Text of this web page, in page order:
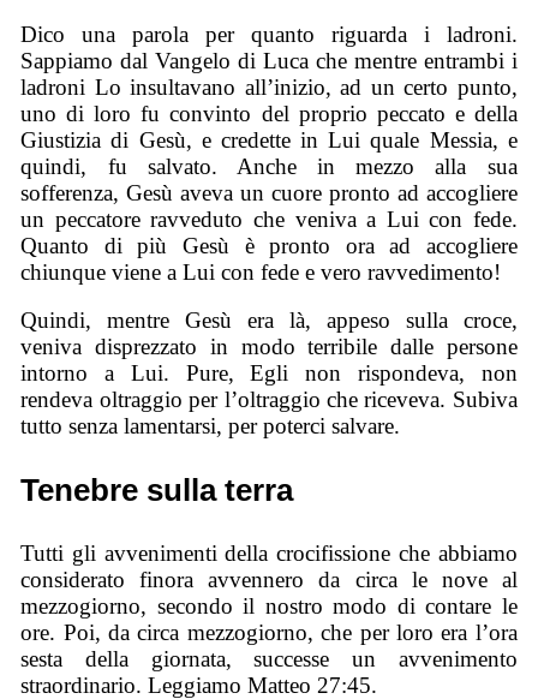
Dico una parola per quanto riguarda i ladroni.
Sappiamo dal Vangelo di Luca che mentre entrambi i
ladroni Lo insultavano all’inizio, ad un certo punto,
uno di loro fu convinto del proprio peccato e della
Giustizia di Gesù, e credette in Lui quale Messia, e
quindi, fu salvato. Anche in mezzo alla sua
sofferenza, Gesù aveva un cuore pronto ad accogliere
un peccatore ravveduto che veniva a Lui con fede.
Quanto di più Gesù è pronto ora ad accogliere
chiunque viene a Lui con fede e vero ravvedimento!
Quindi, mentre Gesù era là, appeso sulla croce,
veniva disprezzato in modo terribile dalle persone
intorno a Lui. Pure, Egli non rispondeva, non
rendeva oltraggio per l’oltraggio che riceveva. Subiva
tutto senza lamentarsi, per poterci salvare.
Tenebre sulla terra
Tutti gli avvenimenti della crocifissione che abbiamo
considerato finora avvennero da circa le nove al
mezzogiorno, secondo il nostro modo di contare le
ore. Poi, da circa mezzogiorno, che per loro era l’ora
sesta della giornata, successe un avvenimento
straordinario. Leggiamo Matteo 27:45.